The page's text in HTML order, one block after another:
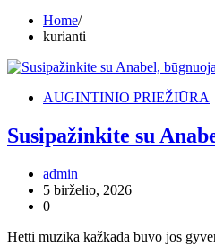
Home
kurianti
AUGINTINIO PRIEŽIŪRA
Susipažinkite su
admin
5 birželio, 2026
0
Hetti muzika kažkada buvo jos